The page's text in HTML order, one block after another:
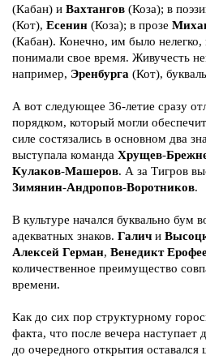
(Кабан) и Вахтангов (Коза); в
(Кот), Есенин (Коза); в прозе
(Кабан). Конечно, им было
понимали свое время. Живучесть
например, Эренбурга (Кот),
А вот следующее 36-летие сразу
порядком, который могли
силе состязались в основном два
выступала команда Хрущев-
Кулаков-Машеров. А за Тигров
Зимянин-Андропов-Воротников.
В культуре начался буквально бум
адекватных знаков. Галич и
Алексей Герман, Венедикт
количественное преимущество
времени.
Как до сих пор структурному
факта, что после вечера
до очередного открытия оставался